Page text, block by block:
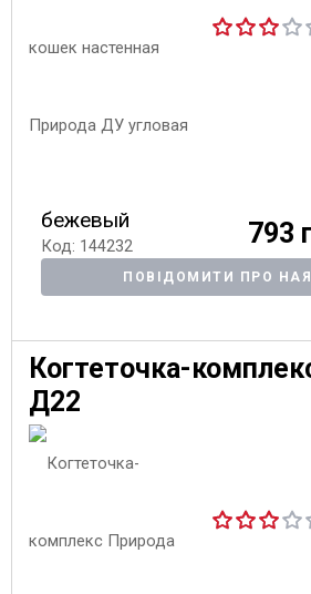
бежевый
Код: 144232 793
ПОВІДОМИТИ ПРО
Когтеточка-
Д22